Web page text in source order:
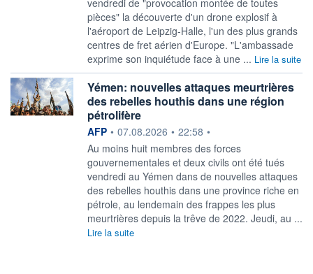
pièces" la découverte d'un drone explosif à
l'aéroport de Leipzig-Halle, l'un des plus grands
centres ​de fret aérien d'Europe. "L'ambassade
exprime son inquiétude face à une ... Lire la suite
Yémen: nouvelles attaques meurtrières
des rebelles houthis dans une région
pétrolifère
information fournie par
AFP • 07.08.2026 • 22:58 •
Au moins huit membres des forces
gouvernementales et deux civils ont été tués
vendredi au Yémen dans de nouvelles attaques
des rebelles houthis dans une province riche en
pétrole, au lendemain des frappes les plus
meurtrières depuis la trêve de 2022. Jeudi, au ...
Lire la suite